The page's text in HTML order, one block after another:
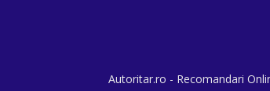
Autoritar.ro - Recomandari